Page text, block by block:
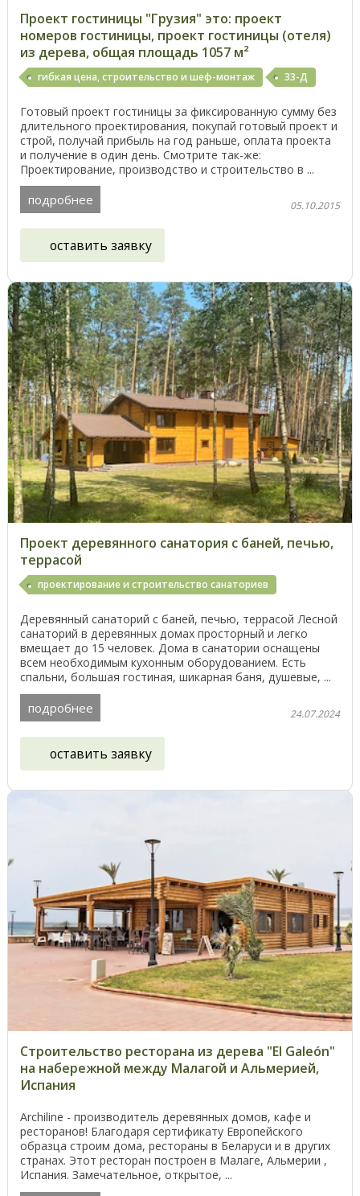
Проект гостиницы "Грузия" это: проект
номеров гостиницы, проект гостиницы (отеля)
из дерева, общая площадь 1057 м²
гибкая цена, строительство и шеф-монтаж 33-Д
Готовый проект гостиницы за фиксированную сумму без
длительного проектирования, покупай готовый проект и
строй, получай прибыль на год раньше, оплата проекта
и получение в один день. Смотрите так-же:
Проектирование, производство и строительство в ...
подробнее 05.10.2015
оставить заявку
Проект деревянного санатория с баней, печью,
террасой
проектирование и строительство санаториев
Деревянный санаторий с баней, печью, террасой Лесной
санаторий в деревянных домах просторный и легко
вмещает до 15 человек. Дома в санатории оснащены
всем необходимым кухонным оборудованием. Есть
спальни, большая гостиная, шикарная баня, душевые, ...
подробнее 24.07.2024
оставить заявку
Строительство ресторана из дерева "El Galeón"
на набережной между Малагой и Альмерией,
Испания
Archiline - производитель деревянных домов, кафе и
ресторанов! Благодаря сертификату Европейского
образца строим дома, рестораны в Беларуси и в других
странах. Этот ресторан построен в Малаге, Альмерии ,
Испания. Замечательное, открытое, ...